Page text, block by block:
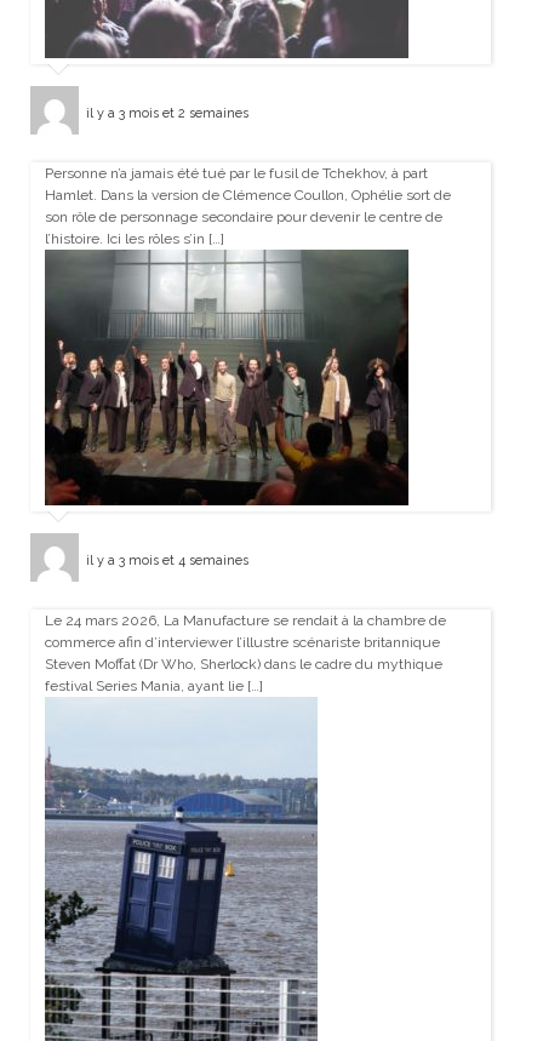
il y a 3 mois et 2 semaines
Personne n’a jamais été tué par le fusil de Tchekhov, à part
Hamlet. Dans la version de Clémence Coullon, Ophélie sort de
son rôle de personnage secondaire pour devenir le centre de
l’histoire. Ici les rôles s’in […]
il y a 3 mois et 4 semaines
Le 24 mars 2026, La Manufacture se rendait à la chambre de
commerce afin d’interviewer l’illustre scénariste britannique
Steven Moffat (Dr Who, Sherlock) dans le cadre du mythique
festival Series Mania, ayant lie […]